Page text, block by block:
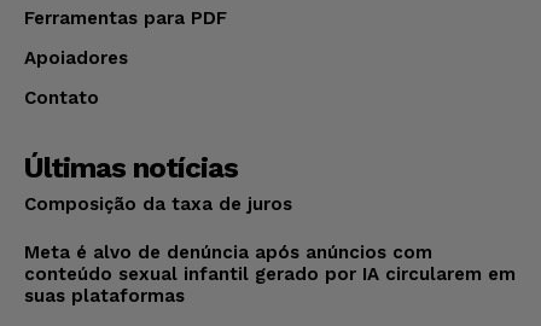
Ferramentas para PDF
Apoiadores
Contato
Últimas notícias
Composição da taxa de juros
Meta é alvo de denúncia após anúncios com
conteúdo sexual infantil gerado por IA circularem em
suas plataformas